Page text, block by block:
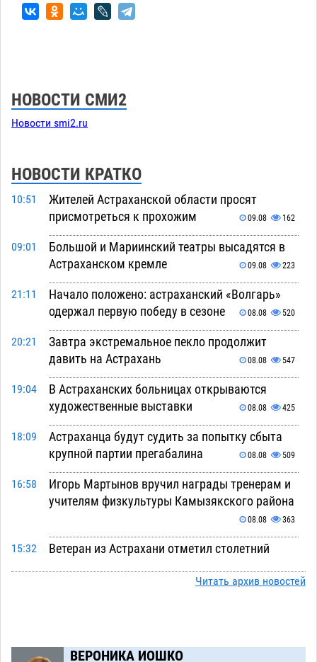
НОВОСТИ СМИ2
Новости smi2.ru
НОВОСТИ КРАТКО
10:51
Жителей Астраханской области просят
присмотреться к прохожим
09.08 162
09:01
Большой и Мариинский театры высадятся в
Астраханском кремле
09.08 223
21:11
Начало положено: астраханский «Волгарь»
одержал первую победу в сезоне
08.08 520
20:21
Завтра экстремальное пекло продолжит
давить на Астрахань
08.08 547
19:04
В Астраханских больницах открываются
художественные выставки
08.08 425
18:09
Астраханца будут судить за попытку сбыта
крупной партии прегабалина
08.08 509
16:58
Игорь Мартынов вручил награды тренерам и
учителям физкультуры Камызякского района
08.08 363
15:32
Ветеран из Астрахани отметил столетний
Подросток, перебегавший дорогу вне
Читать архив новостей
ВЕРОНИКА ИОШКО